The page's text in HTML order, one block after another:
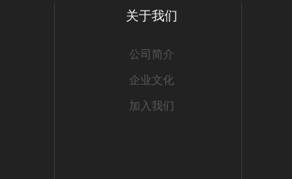
关于我们
公司简介
企业文化
加入我们